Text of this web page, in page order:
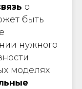
о
быть
нужного
моделях